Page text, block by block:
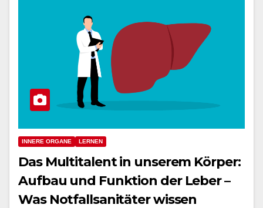
INNERE ORGANE LERNEN
Das Multitalent in unserem Körper:
Aufbau und Funktion der Leber –
Was Notfallsanitäter wissen